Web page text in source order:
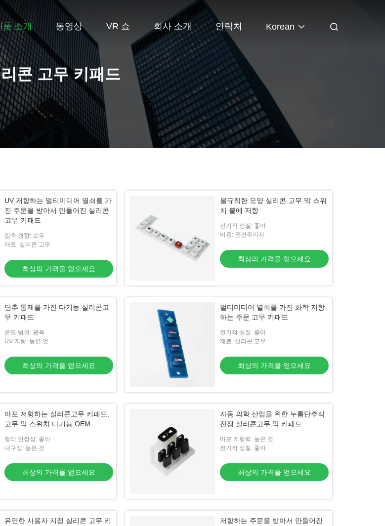
품 소개 동영상 VR 쇼 회사 소개 연락처 Korean
콘 고무 키패드
UV 저항하는 멀티미디어 열쇠를 가
진 주문을 받아서 만들어진 실리콘
고무 키패드
압축 경향: 로우
재료: 실리콘 고무
최상의 가격을 얻으세요
불규칙한 모양 실리콘 고무 막 스위
치 불에 저항
전기적 성질: 좋아
비용: 온건주의자
최상의 가격을 얻으세요
단추 통제를 가진 다기능 실리콘고
무 키패드
온도 범위: 광폭
UV 저항: 높은 것
최상의 가격을 얻으세요
멀티미디어 열쇠를 가진 화학 저항
하는 주문 고무 키패드
전기적 성질: 좋아
재료: 실리콘 고무
최상의 가격을 얻으세요
마포 저항하는 실리콘고무 키패드,
고무 막 스위치 다기능 OEM
컬러 안정성: 좋아
내구성: 높은 것
최상의 가격을 얻으세요
자동 의학 산업을 위한 누름단추식
전쟁 실리콘고무 막 키패드
마모 저항력: 높은 것
전기적 성질: 좋아
최상의 가격을 얻으세요
유연한 사용자 지정 실리콘 고무 키
저항하는 주문을 받아서 만들어진